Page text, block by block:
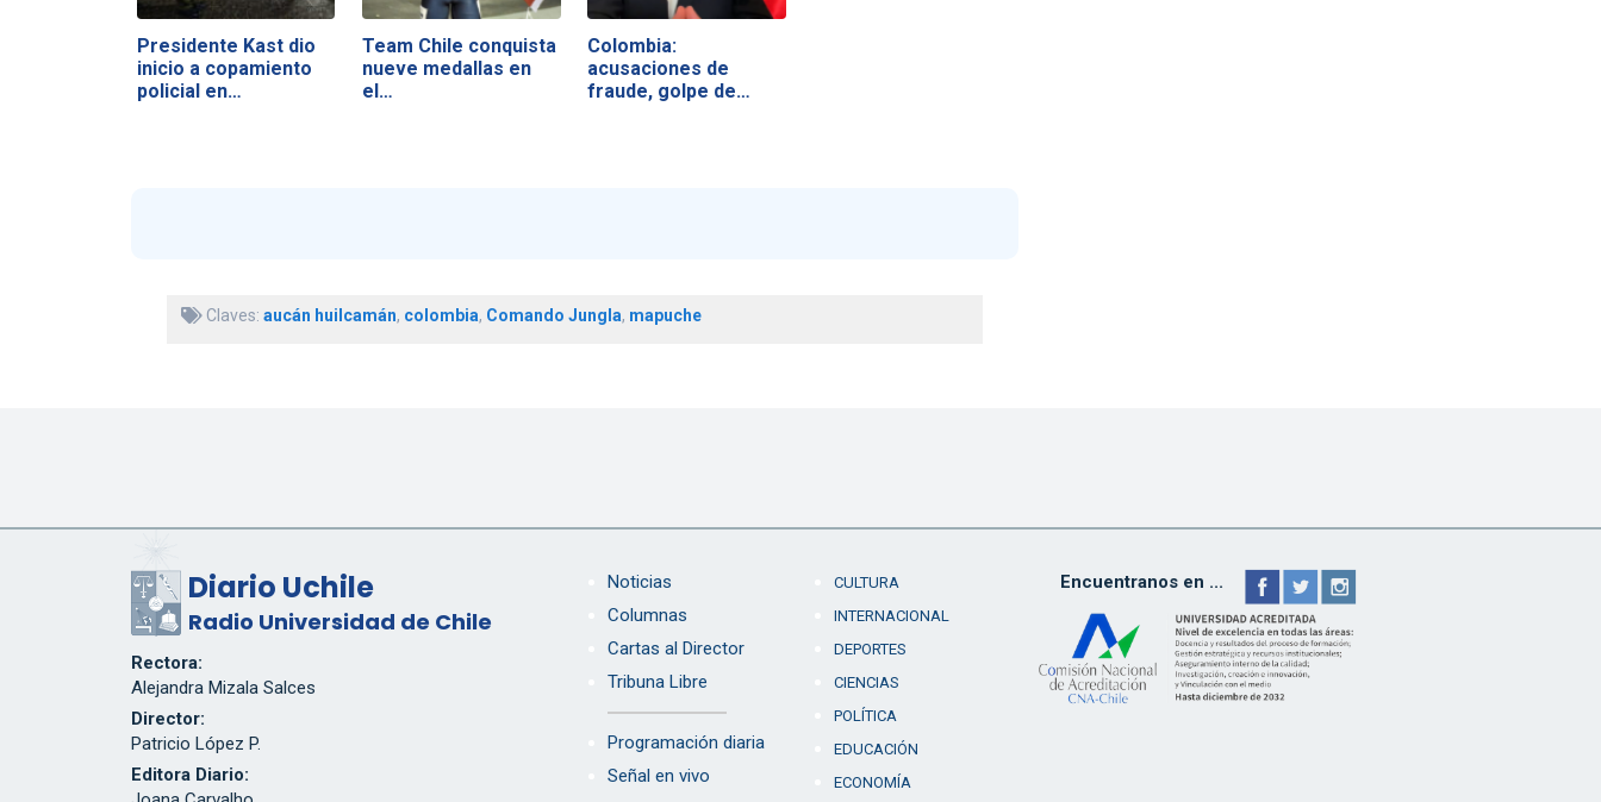
Presidente Kast dio
inicio a copamiento
policial en…
Team Chile conquista
nueve medallas en
el…
Colombia:
acusaciones de
fraude, golpe de
Claves: aucán huilcamán, colombia, Comando Jungla, mapuche
Diario Uchile
Radio Universidad de Chile
Rectora:
Alejandra Mizala Salces
Director:
Patricio López P.
Editora Diario:
Noticias
Columnas
Cartas al Director
Tribuna Libre
Programación diaria
Señal en vivo
CULTURA
INTERNACIONAL
DEPORTES
CIENCIAS
POLÍTICA
EDUCACIÓN
ECONOMÍA
Encuentranos en ...